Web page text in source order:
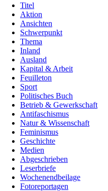
Titel
Aktion
Ansichten
Schwerpunkt
Thema
Inland
Ausland
Kapital & Arbeit
Feuilleton
Sport
Politisches Buch
Betrieb & Gewerkschaft
Antifaschismus
Natur & Wissenschaft
Feminismus
Geschichte
Medien
Abgeschrieben
Leserbriefe
Wochenendbeilage
Fotoreportagen